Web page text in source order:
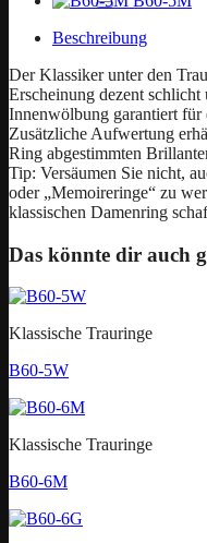
Beschreibung
Der Klassiker unter den
Erscheinung dezent schlicht
Innenwölbung garantiert für
Zusätzliche Aufwertung
Ring abgestimmten
Tip: Versäumen Sie nicht,
oder „Memoireringe“ zu
klassischen Damenring
Das könnte dir auch
Klassische Trauringe
B60-5W
Klassische Trauringe
B60-6M